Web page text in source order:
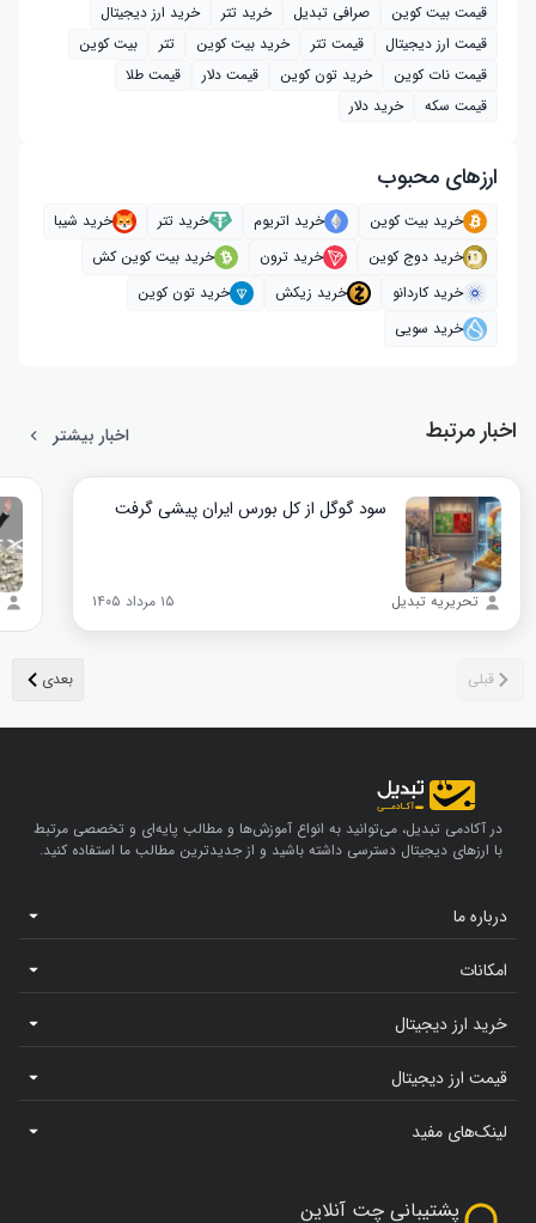
قیمت بیت کوین صرافی تبدیل خرید تتر
خرید ارز دیجیتال
قیمت ارز دیجیتال
قیمت تتر خرید بیت‌ کوین تتر
بیت کوین
قیمت نات کوین
خرید تون کوین قیمت دلار
قیمت طلا
قیمت سکه
خرید دلار
ارز‌های محبوب
خرید بیت کوین خرید اتریوم خرید تتر
خرید شیبا
خرید دوج کوین
خرید ترون
خرید بیت کوین کش
خرید کاردانو
خرید زیکش
خرید تون کوین
خرید سویی
اخبار مرتبط اخبار بیشتر
سود گوگل از کل بورس ایران پیشی گرفت
تحریریه تبدیل ۱۵ مرداد ۱۴۰۵
در آکادمی تبدیل، می‌توانید به انواع آموزش‌ها و مطالب پایه‌ای و تخصصی مرتبط
با ارزهای دیجیتال دسترسی داشته باشید و از جدیدترین مطالب ما استفاده کنید.
درباره ما
امکانات
خرید ارز دیجیتال
قیمت ارز دیجیتال
لینک‌های مفید
پشتیبانی چت آنلاین